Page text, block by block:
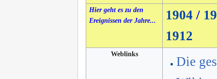
Hier geht es zu den
Ereignissen der Jahre...
1904 /
1912
Weblinks
Die